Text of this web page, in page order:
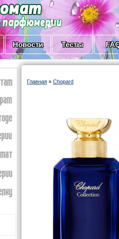
Новости Тесты
Главная » Chopard